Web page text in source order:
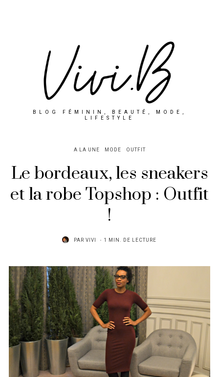
BLOG FÉMININ, BEAUTÉ, MODE,
LIFESTYLE
A LA UNE MODE OUTFIT
Le bordeaux, les sneakers
et la robe Topshop : Outfit
!
PAR VIVI 1 MIN. DE LECTURE